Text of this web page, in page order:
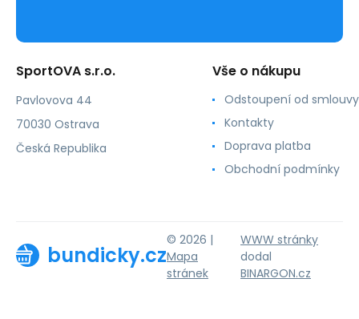
SportOVA s.r.o.
Pavlovova 44
70030 Ostrava
Česká Republika
Vše o nákupu
Odstoupení od smlouvy
Kontakty
Doprava platba
Obchodní podmínky
bundicky.cz
© 2026 |
Mapa
stránek
WWW stránky
dodal
BINARGON.cz